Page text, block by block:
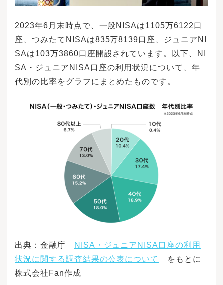
2023年6月末時点で、一般NISAは1105万6122口
座、つみたてNISAは835万8139口座、ジュニアNI
SAは103万3860口座開設されています。以下、NI
SA・ジュニアNISA口座の利用状況について、年
代別の比率をグラフにまとめたものです。
出典：金融庁
NISA・ジュニアNISA口座の利用
状況に関する調査結果の公表について
をもとに
株式会社Fan作成